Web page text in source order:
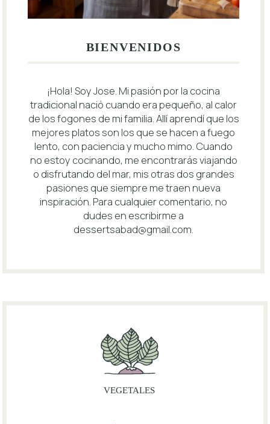
BIENVENIDOS
¡Hola! Soy Jose. Mi pasión por la cocina
tradicional nació cuando era pequeño, al calor
de los fogones de mi familia. Allí aprendí que los
mejores platos son los que se hacen a fuego
lento, con paciencia y mucho mimo. Cuando
no estoy cocinando, me encontrarás viajando
o disfrutando del mar, mis otras dos grandes
pasiones que siempre me traen nueva
inspiración. Para cualquier comentario, no
dudes en escribirme a
dessertsabad@gmail.com.
VEGETALES